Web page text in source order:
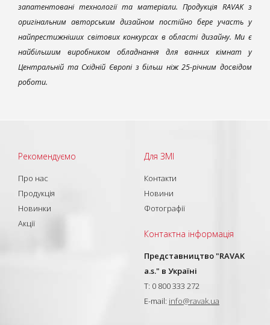
запатентовані технології та матеріали. Продукція RAVAK з
оригінальним авторським дизайном постійно бере участь у
найпрестижніших світових конкурсах в області дизайну. Ми є
найбільшим виробником обладнання для ванних кімнат у
Центральній та Східній Європі з більш ніж 25-річним досвідом
роботи.
Рекомендуємо
Про нас
Продукція
Новинки
Акції
Для ЗМІ
Контакти
Новини
Фотографії
Контактна інформація
Представництво "RAVAK
a.s." в Україні
T: 0 800 333 272
E-mail: info@ravak.ua